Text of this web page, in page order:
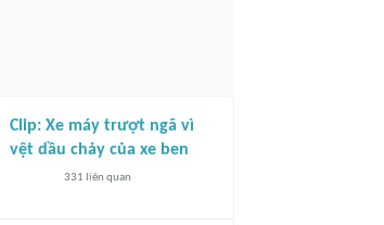
Clip: Xe máy trượt ngã vì
vệt dầu chảy của xe ben
331 liên quan